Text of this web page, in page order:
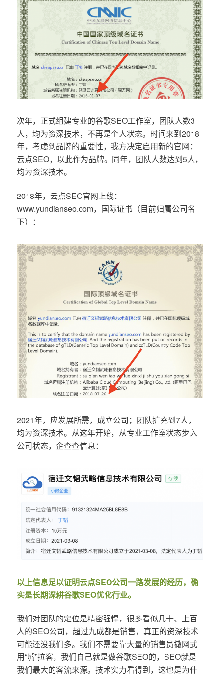
次年，正式组建专业的谷歌SEO工作室，团队人数3
人，均为资深技术，不再是个人状态。时间来到2018
年，考虑到品牌的重要性，我方决定启用新的官网：
云点SEO，以此作为品牌。同年，团队人数达到5人，
均为资深技术。
2018年，云点SEO官网上线：
www.yundianseo.com，国际证书（目前归属公司名
下）：
2021年，应发展所需，成立公司；团队扩充到7人，
均为资深技术。从这年开始，从专业工作室状态步入
公司状态，企查查信息：
以上信息足以证明云点SEO公司一路发展的经历，确
实是长期深耕谷歌SEO优化行业。
我们对团队的定位是精密强悍，很多看似几十、上百
人的SEO公司，超过九成都是销售，真正的资深技术
可能还没我们多。我们不需要靠大量的销售员撒网式
用“嘴”拉客，我们自己就是做谷歌SEO的，SEO就是
我们最大的客流来源。技术实力看得到，这也是为什